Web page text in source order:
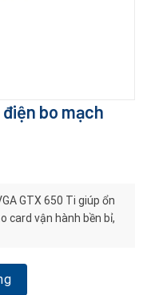
bo mạch
GTX 650 Ti giúp ổn
card vận hành bền bỉ,
card Vga GTX 650 Ti số